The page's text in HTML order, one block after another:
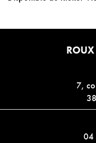
ROUX
7,
04